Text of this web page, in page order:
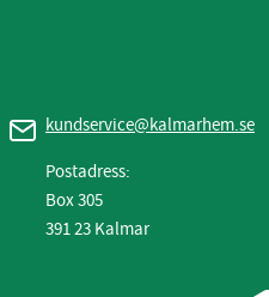
kundservice@kalmarhem.se
Postadress:
Box 305
391 23 Kalmar